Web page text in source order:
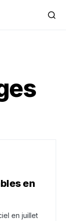
en
en juillet